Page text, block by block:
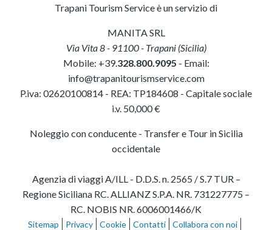
Trapani Tourism Service è un servizio di
MANITA SRL
Via Vita 8- 91100- Trapani(Sicilia)
Mobile: +39.328.800.9095 - Email:
info@trapanitourismservice.com
P.iva: 02620100814 - REA: TP184608 - Capitale sociale
i.v. 50,000 €
Noleggio con conducente - Transfer e Tour in Sicilia
occidentale
Agenzia di viaggi A/ILL - D.D.S. n. 2565 / S.7 TUR –
Regione Siciliana RC. ALLIANZ S.P.A. NR. 731227775 –
RC. NOBIS NR. 6006001466/K
Sitemap Privacy Cookie Contatti Collabora con noi